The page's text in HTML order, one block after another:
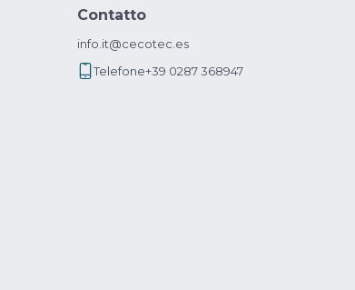
Contatto
info.it@cecotec.es
Telefone+39 0287 368947